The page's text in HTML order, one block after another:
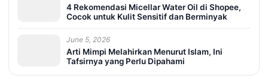
4 Rekomendasi Micellar Water Oil di Shopee,
Cocok untuk Kulit Sensitif dan Berminyak
June 5, 2026
Arti Mimpi Melahirkan Menurut Islam, Ini
Tafsirnya yang Perlu Dipahami